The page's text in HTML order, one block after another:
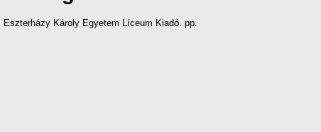
Károly Egyetem Líceum Kiadó. pp.